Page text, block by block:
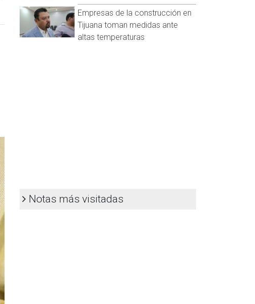
Empresas de la construcción en
Tijuana toman medidas ante
altas temperaturas
Notas más visitadas